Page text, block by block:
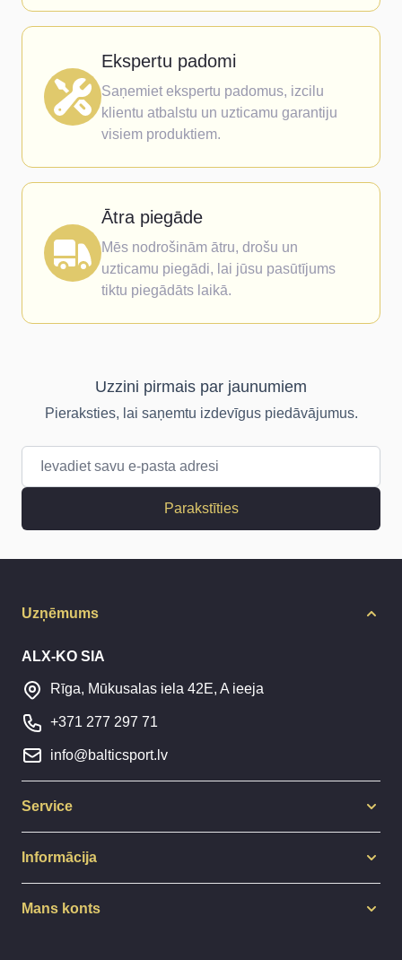
Ekspertu padomi
Saņemiet ekspertu padomus, izcilu
klientu atbalstu un uzticamu garantiju
visiem produktiem.
Ātra piegāde
Mēs nodrošinām ātru, drošu un
uzticamu piegādi, lai jūsu pasūtījums
tiktu piegādāts laikā.
Uzzini pirmais par jaunumiem
Pieraksties, lai saņemtu izdevīgus piedāvājumus.
Parakstīties
Uzņēmums
ALX-KO SIA
Rīga, Mūkusalas iela 42E, A ieeja
+371 277 297 71
info@balticsport.lv
Service
Informācija
Mans konts